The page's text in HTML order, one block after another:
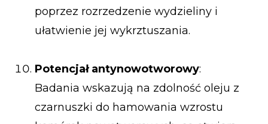
poprzez rozrzedzenie wydzieliny i
ułatwienie jej wykrztuszania.
Potencjał antynowotworowy:
Badania wskazują na zdolność oleju z
czarnuszki do hamowania wzrostu